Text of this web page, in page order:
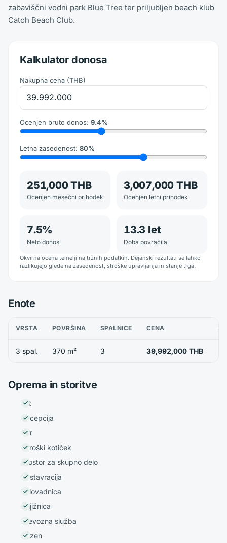
zabaviščni vodni park Blue Tree ter priljubljen beach klub
Catch Beach Club.
Kalkulator donosa
Nakupna cena (THB)
Ocenjen bruto donos: 9.4%
Letna zasedenost: 80%
251,000 THB
Ocenjen mesečni prihodek
3,007,000 THB
Ocenjen letni prihodek
7.5%
Neto donos
13.3 let
Doba povračila
Okvirna ocena temelji na tržnih podatkih. Dejanski rezultati se lahko
razlikujejo glede na zasedenost, stroške upravljanja in stanje trga.
Enote
VRSTA POVRŠINA SPALNICE CENA
3 spal. 370 m² 3 39,992,000 THB
Oprema in storitve
Vrt
Recepcija
Bar
Otroški kotiček
Prostor za skupno delo
Restavracija
Telovadnica
Knjižnica
Prevozna služba
Bazen